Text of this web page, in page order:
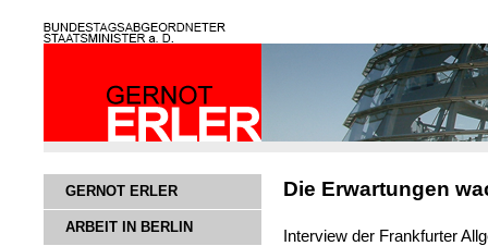
GERNOT ERLER
ARBEIT IN BERLIN
Die Erwartungen
Interview der Frankfurter